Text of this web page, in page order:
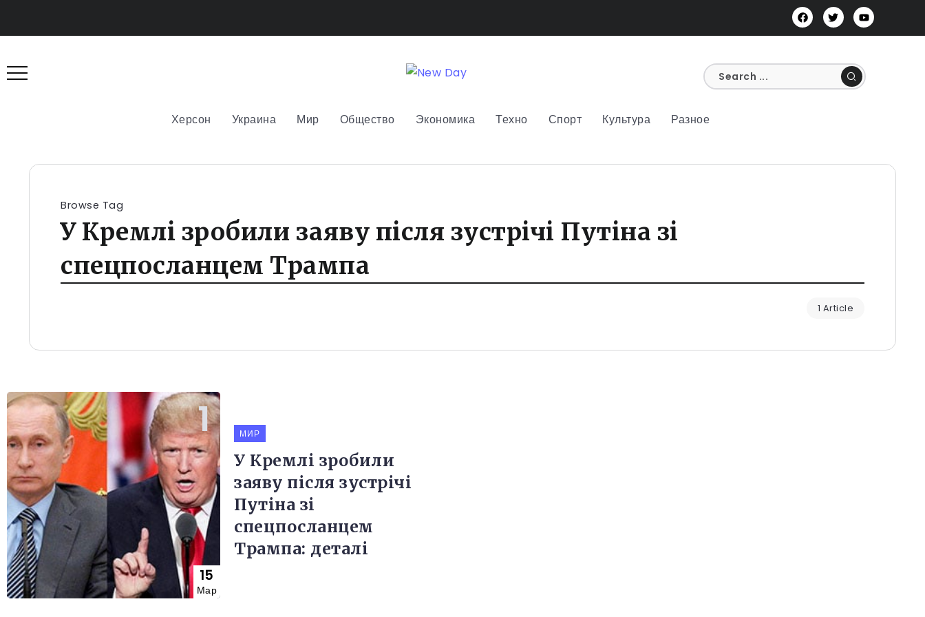
Херсон Украина Мир Общество Экономика Техно Спорт Культура Разное
Browse Tag
У Кремлі зробили заяву після зустрічі Путіна зі
спецпосланцем Трампа
1 Article
15
Мар
МИР
У Кремлі зробили
заяву після зустрічі
Путіна зі
спецпосланцем
Трампа: деталі